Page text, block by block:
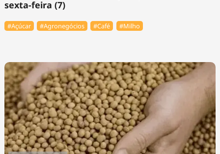
sexta-feira (7)
#Açúcar #Agronegócios #Café #Milho